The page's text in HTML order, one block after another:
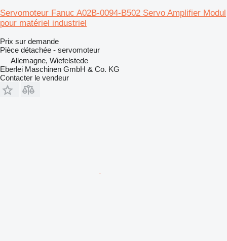
Servomoteur Fanuc A02B-0094-B502 Servo Amplifier Modul
pour matériel industriel
Prix sur demande
Pièce détachée - servomoteur
Allemagne, Wiefelstede
Eberlei Maschinen GmbH & Co. KG
Contacter le vendeur